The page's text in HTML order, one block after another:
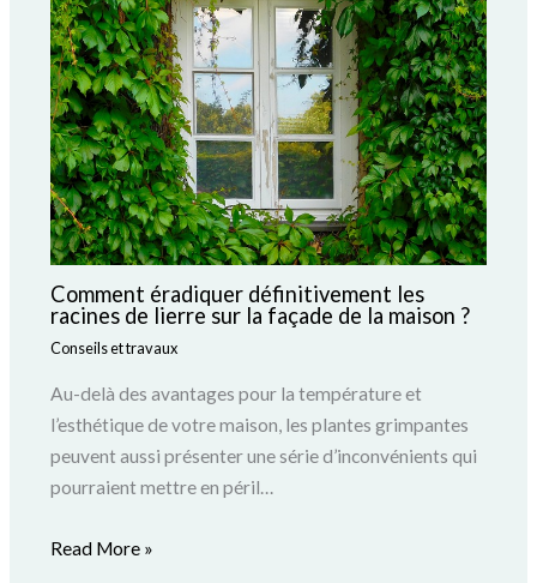
Comment éradiquer définitivement les
racines de lierre sur la façade de la maison ?
Conseils et travaux
Au-delà des avantages pour la température et
l’esthétique de votre maison, les plantes grimpantes
peuvent aussi présenter une série d’inconvénients qui
pourraient mettre en péril…
Read More »